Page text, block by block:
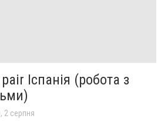
Іспанія (робота з
2 серпня